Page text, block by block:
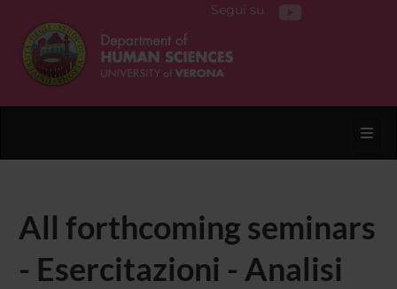
Segui su
All forthcoming seminars
- Esercitazioni - Analisi